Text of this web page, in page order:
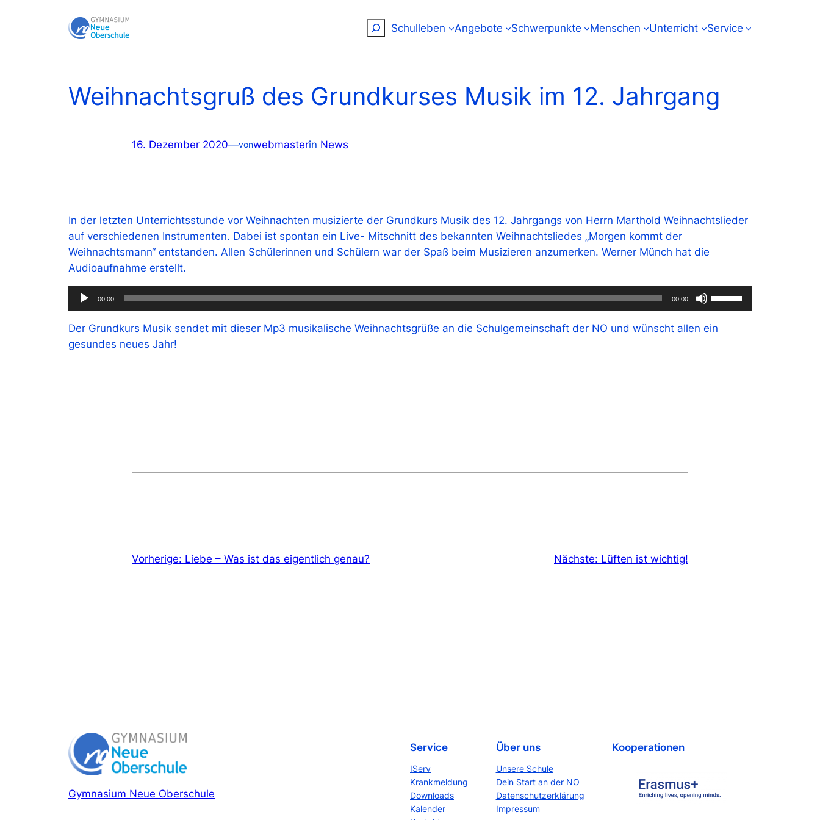
SuchenSchulleben Angebote Schwerpunkte Menschen Unterricht Service
Weihnachtsgruß des Grundkurses Musik im 12. Jahrgang
16. Dezember 2020—vonwebmasterin News
In der letzten Unterrichtsstunde vor Weihnachten musizierte der Grundkurs Musik des 12. Jahrgangs von Herrn Marthold Weihnachtslieder
auf verschiedenen Instrumenten. Dabei ist spontan ein Live- Mitschnitt des bekannten Weihnachtsliedes „Morgen kommt der
Weihnachtsmann“ entstanden. Allen Schülerinnen und Schülern war der Spaß beim Musizieren anzumerken. Werner Münch hat die
Audioaufnahme erstellt.
Audio-
Player
00:00 00:00
Hoch/Runter
benutzen,
Der Grundkurs Musik sendet mit dieser Mp3 musikalische Weihnachtsgrüße an die Schulgemeinschaft der NO und wünscht allen ein
gesundes neues Jahr!
Vorherige: Liebe – Was ist das eigentlich genau? Nächste: Lüften ist wichtig!
Gymnasium Neue Oberschule
Service
IServ
Krankmeldung
Downloads
Kalender
Über uns
Unsere Schule
Dein Start an der NO
Datenschutzerklärung
Impressum
Kooperationen